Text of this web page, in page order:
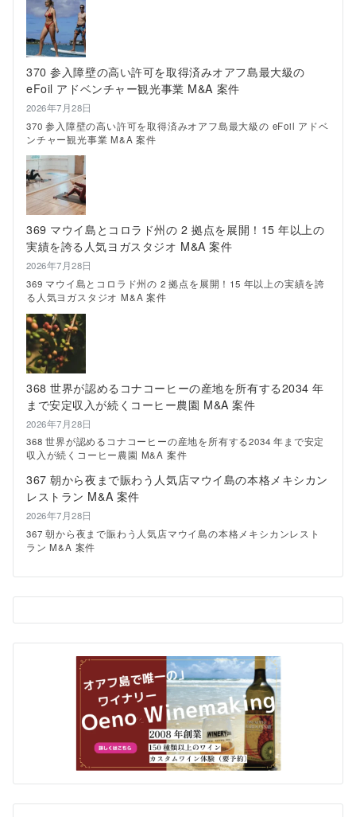
年
の
夏
は
ロ
ー
カ
ル
グ
ル
メ
に
挑
戦！
し
ゃ
ぶ
し
ゃ
ぶ、
タ
イ
料
理、
串
焼
プ
レ
ー
ト
ラ
ン
チ
楽
し
ハ
ワ
イ
夜
370 参入障壁の高い許可を取得済みオアフ島最大級の
eFoil アドベンチャー観光事業 M&A 案件
2026年7月28日
370 参入障壁の高い許可を取得済みオアフ島最大級の eFoil アドベ
ンチャー観光事業 M&A 案件
369 マウイ島とコロラド州の 2 拠点を展開！15 年以上の
実績を誇る人気ヨガスタジオ M&A 案件
2026年7月28日
369 マウイ島とコロラド州の 2 拠点を展開！15 年以上の実績を誇
る人気ヨガスタジオ M&A 案件
368 世界が認めるコナコーヒーの産地を所有する2034 年
まで安定収入が続くコーヒー農園 M&A 案件
2026年7月28日
368 世界が認めるコナコーヒーの産地を所有する2034 年まで安定
収入が続くコーヒー農園 M&A 案件
367 朝から夜まで賑わう人気店マウイ島の本格メキシカン
レストラン M&A 案件
2026年7月28日
367 朝から夜まで賑わう人気店マウイ島の本格メキシカンレスト
ラン M&A 案件